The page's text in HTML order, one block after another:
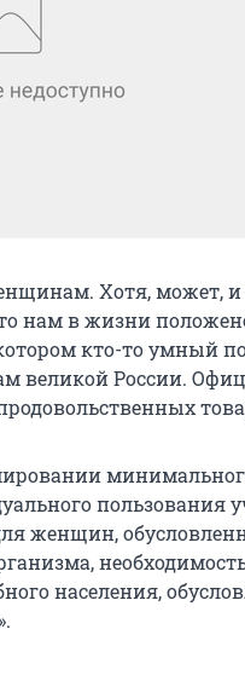
Хотя, может,
нам в жизни
кто-то умный
великой России.
пользования
женщин,
населения,